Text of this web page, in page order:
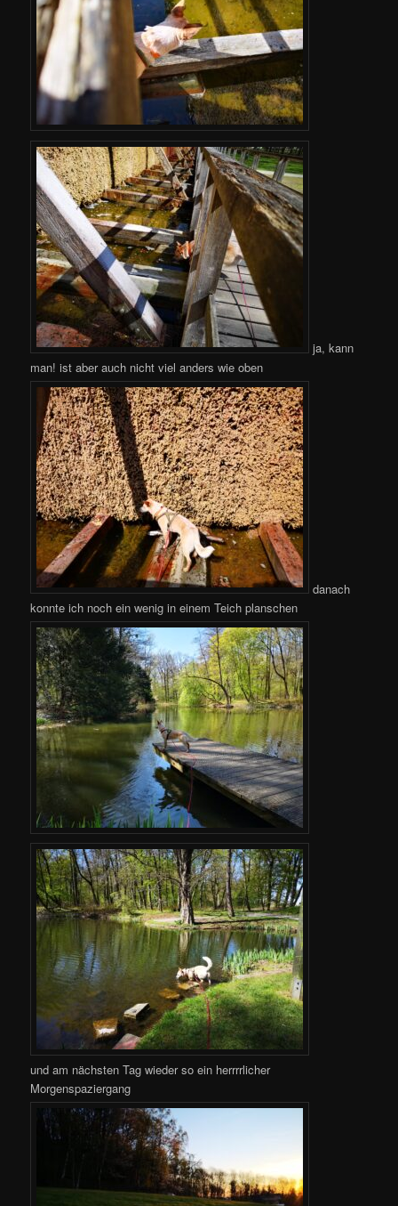
ja, kann
man! ist aber auch nicht viel anders wie oben
danach
konnte ich noch ein wenig in einem Teich planschen
und am nächsten Tag wieder so ein herrrrlicher
Morgenspaziergang